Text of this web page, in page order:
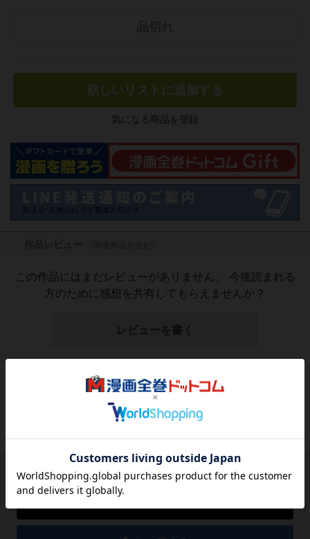
欲しいリストに追加する
気になる商品を登録
この作品にはまだレビューがありません。 今後読まれる
方のために感想を共有してもらえませんか？
レビューを書く
1,232 円 税込
品切れ